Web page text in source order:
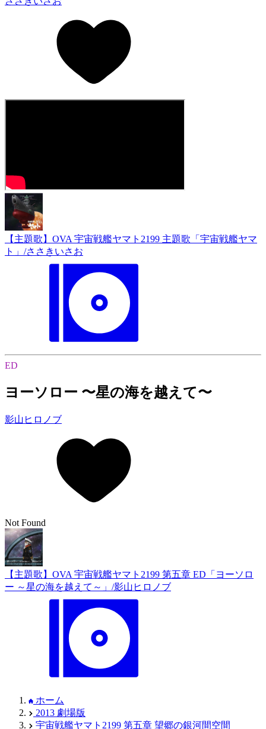
【主題歌】OVA 宇宙戦艦ヤマト2199 主題歌「宇宙戦艦ヤマ
ト」/ささきいさお
ED
ヨーソロー 〜星の海を越えて〜
影山ヒロノブ
Not Found
【主題歌】OVA 宇宙戦艦ヤマト2199 第五章 ED「ヨーソロ
ー ～星の海を越えて～」/影山ヒロノブ
ホーム
2013 劇場版
宇宙戦艦ヤマト2199 第五章 望郷の銀河間空間